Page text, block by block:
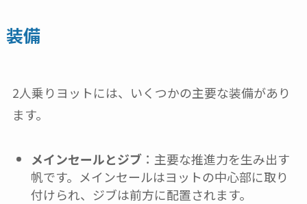
装備
2人乗りヨットには、いくつかの主要な装備があり
ます。
メインセールとジブ：主要な推進力を生み出す
帆です。メインセールはヨットの中心部に取り
付けられ、ジブは前方に配置されます。